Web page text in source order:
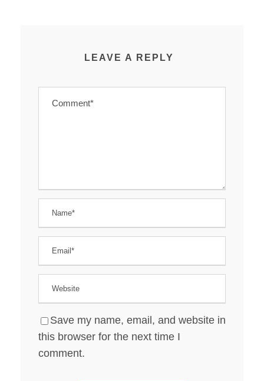
LEAVE A REPLY
Save my name, email, and website in
this browser for the next time I
comment.